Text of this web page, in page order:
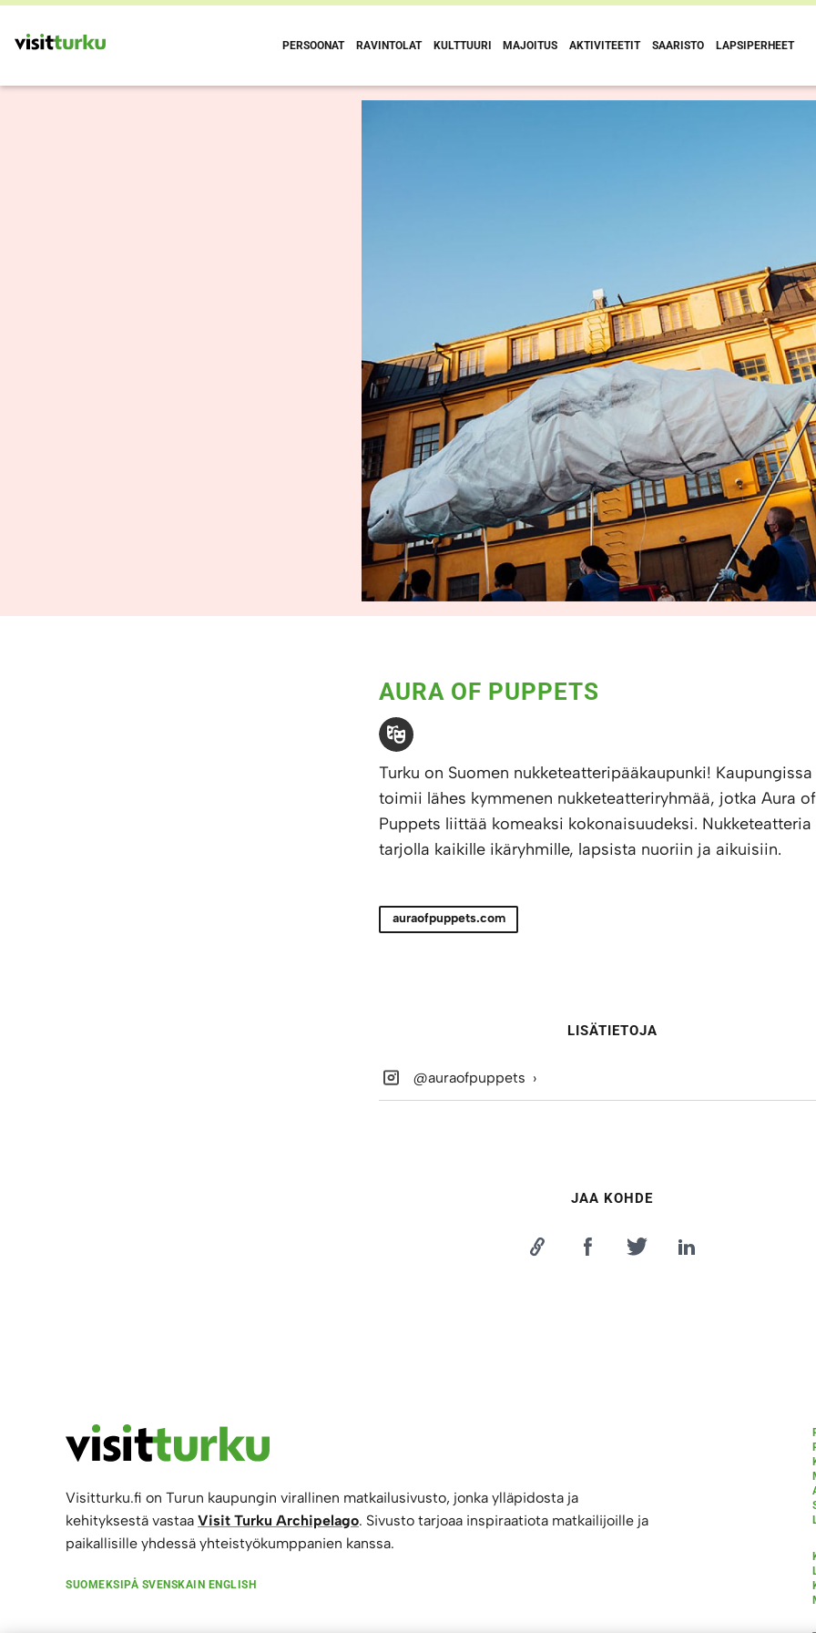
Siirry
PERSOONAT RAVINTOLAT KULTTUURI MAJOITUS AKTIVITEETIT SAARISTO LAPSIPERHEET
AURA OF PUPPETS
Turku on Suomen nukketeatteripääkaupunki! Kaupungissa
toimii lähes kymmenen nukketeatteriryhmää, jotka Aura of
Puppets liittää komeaksi kokonaisuudeksi. Nukketeatteria
tarjolla kaikille ikäryhmille, lapsista nuoriin ja aikuisiin.
auraofpuppets.com
LISÄTIETOJA
@auraofpuppets
JAA KOHDE
Visitturku.fi on Turun kaupungin virallinen matkailusivusto, jonka ylläpidosta ja
kehityksestä vastaa Visit Turku Archipelago. Sivusto tarjoaa inspiraatiota matkailijoille ja
paikallisille yhdessä yhteistyökumppanien kanssa.
SUOMEKSIPÅ SVENSKAIN ENGLISH